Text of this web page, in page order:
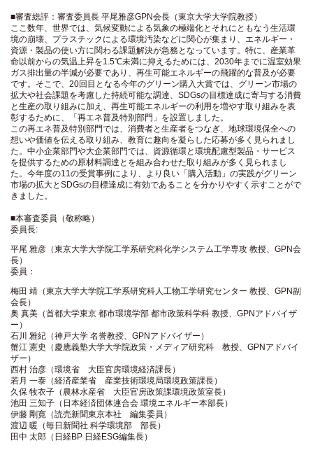
■審査総評：審査委員長 平尾雅彦GPN会長（東京大学大学院教授）
ここ数年、世界では、気候変動による気象の極端化とそれにともなう生活環
境の崩壊、プラスチックによる環境汚染などに関心が集まり、エネルギー・
資源・製品の使い方に関わる課題解決が急務となっています。特に、産業革
命以前からの気温上昇を1.5℃未満に抑えるためには、2030年までに温室効果
ガス排出量の半減が必要であり、再生可能エネルギーの飛躍的な普及が必要
です。そこで、20回目となる今年のグリーン購入大賞では、グリーン市場の
拡大や社会課題を考慮した持続可能な調達、SDGsの目標達成に寄与する消費
と生産の取り組みに加え、再生可能エネルギーの利用を増やす取り組みを表
彰するために、「再エネ普及特別部門」を設置しました。
この再エネ普及特別部門では、消費者と生産者をつなぎ、地球環境保全への
想いや価値を伝える取り組み、教育に趣向を凝らした応募が多く見られまし
た。中小企業部門や大企業部門では、資源循環と環境配慮型製品・サービス
を提供するための原材料調達とを組み合わせた取り組みが多く見られまし
た。今年度の11の受賞事例により、より良い「購入活動」の実践がグリーン
市場の拡大とSDGsの目標達成に有効であることを分かりやすく示すことがで
きました。
■本審査委員（敬称略）
委員長:
平尾 雅彦（東京大学大学院工学系研究科化学システム工学専攻 教授、GPN会
長）
委員：
梅田 靖（東京大学大学院工学系研究科人工物工学研究センター 教授、GPN副
会長）
奥 真美（首都大学東京 都市環境学部 都市政策科学科 教授、GPNアドバイザ
ー）
石川 雅紀（神戸大学 名誉教授、GPNアドバイザー）
蟹江 憲史（慶應義塾大学大学院政策・メディア研究科 教授、GPNアドバイ
ザー）
西村 治彦（環境省 大臣官房環境経済課長）
若月 一泰（経済産業省 産業技術環境局環境政策課長）
久保 牧衣子（農林水産省 大臣官房政策課環境政策室長）
池田 三知子（日本経済団体連合会 環境エネルギー本部長）
伊藤 剛寛（読売新聞東京本社 編集委員）
渡辺 暖（毎日新聞社 科学環境部 部長）
田中 太郎（日経BP 日経ESG編集長）